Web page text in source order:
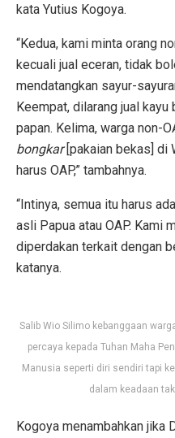
kata Yutius Kogoya.
“Kedua, kami minta orang
kecuali jual eceran, tidak
mendatangkan sayur-
Keempat, dilarang jual kayu
papan. Kelima, warga non-
bongkar[pakaian bekas] di
harus OAP,” tambahnya.
“Intinya, semua itu harus
asli Papua atau OAP. Kami
diperdakan terkait dengan
katanya.
Salib Wio Silimo kebanggaan
percaya kepada Tuhan Maha
Manusia seperti diri sendiri tapi
dalam keadaan
Kogoya menambahkan jika